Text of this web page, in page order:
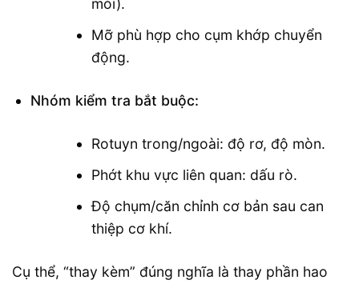
mỏi).
Mỡ phù hợp cho cụm khớp chuyển
động.
Nhóm kiểm tra bắt buộc:
Rotuyn trong/ngoài: độ rơ, độ mòn.
Phớt khu vực liên quan: dấu rò.
Độ chụm/căn chỉnh cơ bản sau can
thiệp cơ khí.
Cụ thể, “thay kèm” đúng nghĩa là thay phần hao